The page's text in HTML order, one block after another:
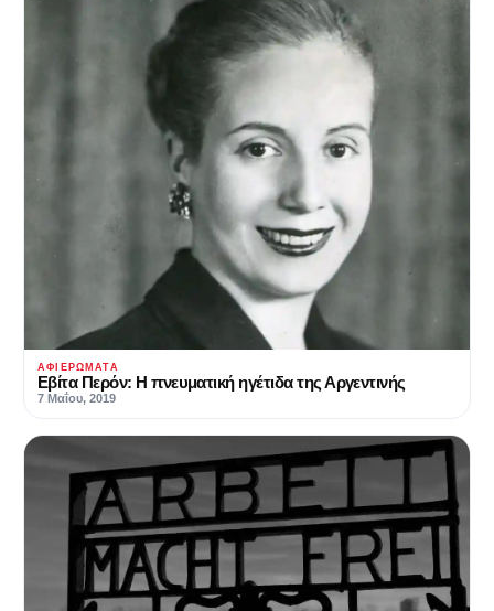
ΑΦΙΕΡΏΜΑΤΑ
Εβίτα Περόν: Η πνευματική ηγέτιδα της Αργεντινής
7 Μαΐου, 2019